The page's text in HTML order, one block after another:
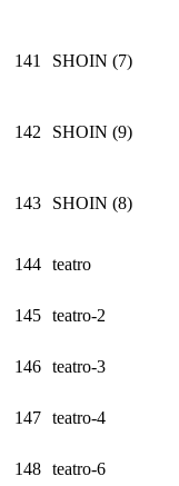
141 SHOIN (7)
142 SHOIN (9)
143 SHOIN (8)
144 teatro
145 teatro-2
146 teatro-3
147 teatro-4
148 teatro-6